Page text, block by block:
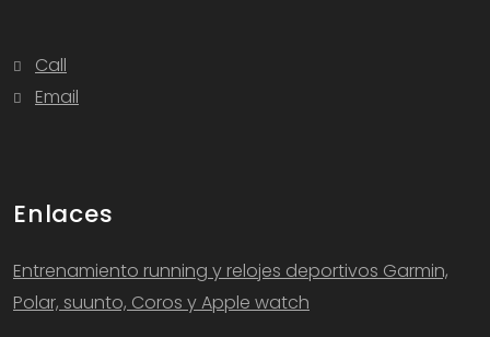
Call
Email
Enlaces
Entrenamiento running y relojes deportivos Garmin,
Polar, suunto, Coros y Apple watch